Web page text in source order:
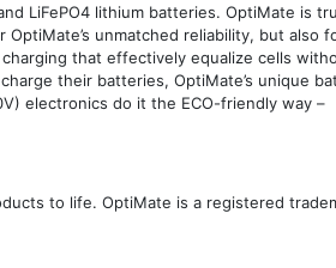
LiFePO4 lithium batteries. OptiMate is
unmatched reliability, but also
that effectively equalize cells
their batteries, OptiMate’s unique
electronics do it the ECO-friendly way –
to life. OptiMate is a registered